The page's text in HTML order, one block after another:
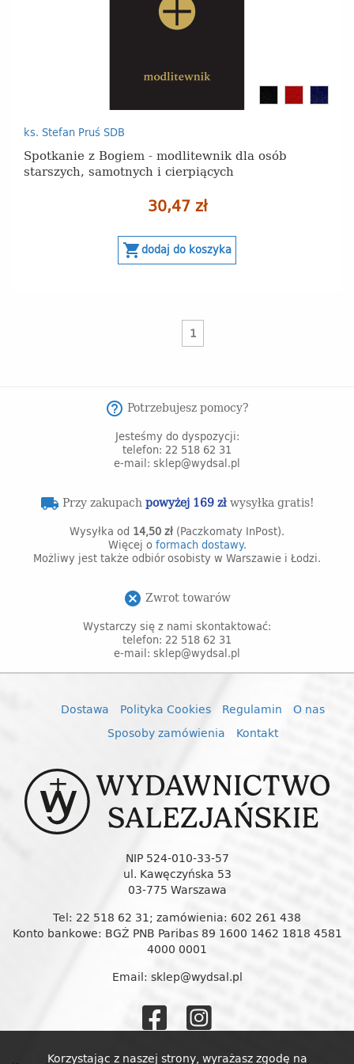
ks. Stefan Pruś SDB
Spotkanie z Bogiem - modlitewnik dla osób
starszych, samotnych i cierpiących
30,47 zł
shopping_cartdodaj do koszyka
1
help_outline Potrzebujesz pomocy?
Jesteśmy do dyspozycji:
telefon: 22 518 62 31
e-mail: sklep@wydsal.pl
local_shipping Przy zakupachpowyżej 169 złwysyłka gratis!
Wysyłka od 14,50 zł (Paczkomaty InPost).
Więcej o formach dostawy.
Możliwy jest także odbiór osobisty w Warszawie i Łodzi.
cancel Zwrot towarów
Wystarczy się z nami skontaktować:
telefon: 22 518 62 31
e-mail: sklep@wydsal.pl
Dostawa Polityka Cookies Regulamin
O nas
Sposoby zamówienia
Kontakt
NIP 524-010-33-57
ul. Kawęczyńska 53
03-775 Warszawa
Tel: 22 518 62 31; zamówienia: 602 261 438
Konto bankowe: BGŻ PNB Paribas 89 1600 1462 1818 4581
4000 0001
Email: sklep@wydsal.pl
Korzystając z naszej strony, wyrażasz zgodę na